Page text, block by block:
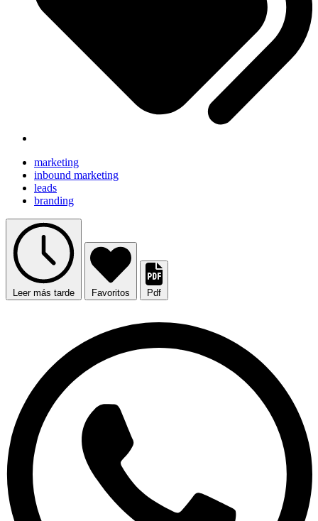
marketing
inbound marketing
leads
branding
Leer más tarde Favoritos Pdf